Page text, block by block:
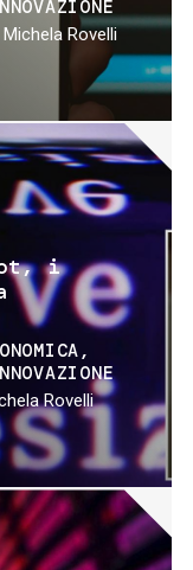
Rovelli
i
Rovelli